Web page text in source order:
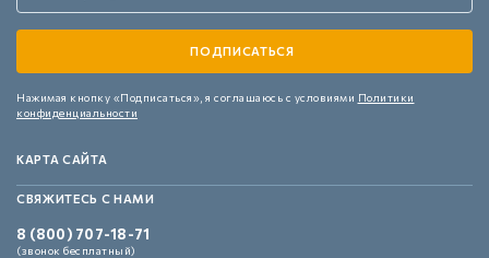
Нажимая кнопку «Подписаться», я соглашаюсь с условиями Политики
конфиденциальности
КАРТА САЙТА
СВЯЖИТЕСЬ С НАМИ
8 (800) 707-18-71
(звонок бесплатный)